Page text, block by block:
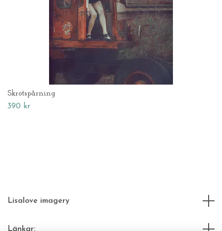
Skrotspårning
390 kr
Lisalove imagery
Länkar: